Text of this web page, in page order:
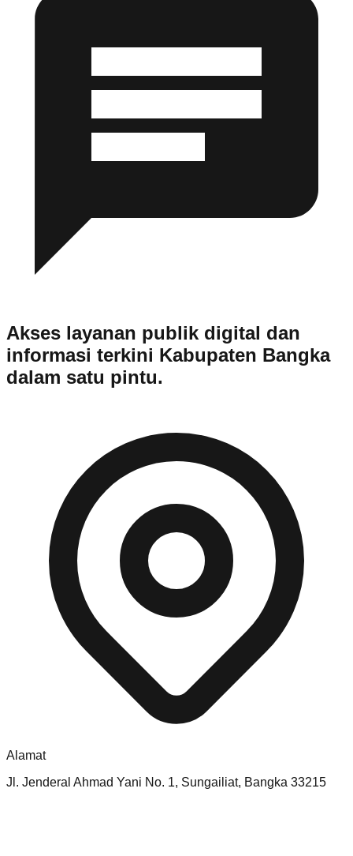
Akses layanan publik digital dan
informasi terkini Kabupaten Bangka
dalam satu pintu.
Alamat
Jl. Jenderal Ahmad Yani No. 1, Sungailiat, Bangka 33215